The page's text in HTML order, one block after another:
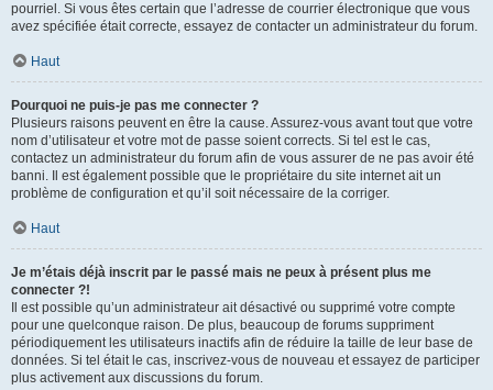
pourriel. Si vous êtes certain que l’adresse de courrier électronique que vous
avez spécifiée était correcte, essayez de contacter un administrateur du forum.
Haut
Pourquoi ne puis-je pas me connecter ?
Plusieurs raisons peuvent en être la cause. Assurez-vous avant tout que votre
nom d’utilisateur et votre mot de passe soient corrects. Si tel est le cas,
contactez un administrateur du forum afin de vous assurer de ne pas avoir été
banni. Il est également possible que le propriétaire du site internet ait un
problème de configuration et qu’il soit nécessaire de la corriger.
Haut
Je m’étais déjà inscrit par le passé mais ne peux à présent plus me
connecter ?!
Il est possible qu’un administrateur ait désactivé ou supprimé votre compte
pour une quelconque raison. De plus, beaucoup de forums suppriment
périodiquement les utilisateurs inactifs afin de réduire la taille de leur base de
données. Si tel était le cas, inscrivez-vous de nouveau et essayez de participer
plus activement aux discussions du forum.